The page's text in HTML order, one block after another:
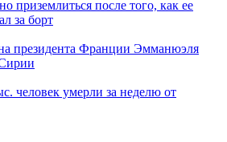
приземлиться после того, как ее
за борт
президента Франции Эмманюэля
человек умерли за неделю от